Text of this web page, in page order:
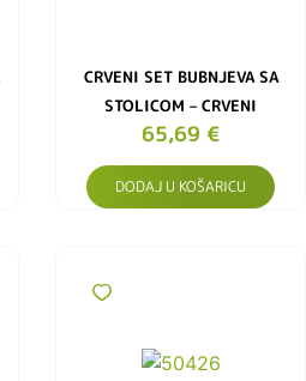
CRVENI SET BUBNJEVA SA
STOLICOM – CRVENI
65,69 €
DODAJ U KOŠARICU